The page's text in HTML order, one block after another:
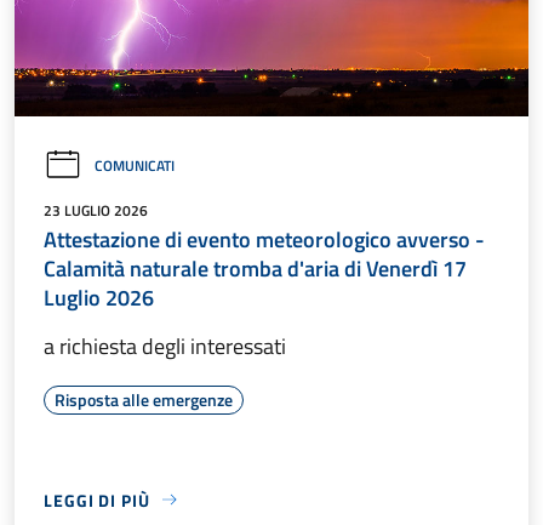
COMUNICATI
23 LUGLIO 2026
Attestazione di evento meteorologico avverso -
Calamità naturale tromba d'aria di Venerdì 17
Luglio 2026
a richiesta degli interessati
Risposta alle emergenze
LEGGI DI PIÙ